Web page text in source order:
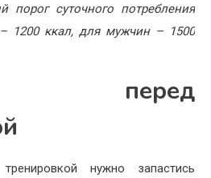
порог суточного потребления
1200 ккал, для мужчин – 1500
перед
нужно запастись